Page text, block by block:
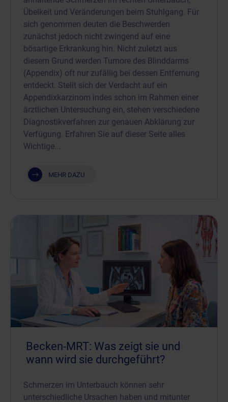
Übelkeit und Veränderungen beim Stuhlgang. Für
sich genommen deuten die Beschwerden
zunächst jedoch nicht zwingend auf eine
bösartige Erkrankung hin. Nicht zuletzt aus
diesem Grund werden Tumore des Blinddarms
(Appendix) oft nur zufällig bei dessen Entfernung
entdeckt. Stellt sich der Verdacht auf ein
Appendixkarzinom indes schon im Rahmen einer
ärztlichen Untersuchung ein, stehen verschiedene
Diagnostikverfahren zur genauen Abklärung zur
Verfügung. Erfahren Sie auf dieser Seite alles
Wichtige...
MEHR DAZU
Becken-MRT: Was zeigt sie und
wann wird sie durchgeführt?
Schmerzen im Unterbauch können sehr
unterschiedliche Ursachen haben und mitunter